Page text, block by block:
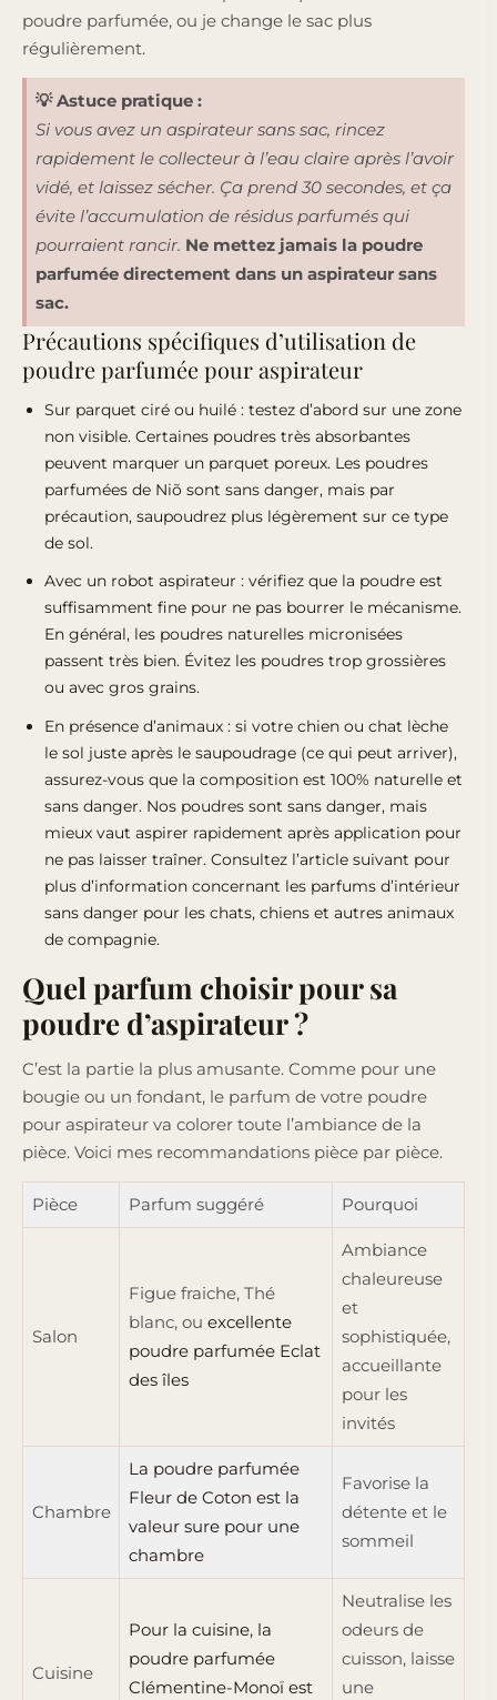
poudre parfumée, ou je change le sac plus
régulièrement.
💡 Astuce pratique :
Si vous avez un aspirateur sans sac, rincez
rapidement le collecteur à l’eau claire après l’avoir
vidé, et laissez sécher. Ça prend 30 secondes, et ça
évite l’accumulation de résidus parfumés qui
pourraient rancir. Ne mettez jamais la poudre
parfumée directement dans un aspirateur sans
sac.
Précautions spécifiques d’utilisation de
poudre parfumée pour aspirateur
Sur parquet ciré ou huilé : testez d’abord sur une zone
non visible. Certaines poudres très absorbantes
peuvent marquer un parquet poreux. Les poudres
parfumées de Niõ sont sans danger, mais par
précaution, saupoudrez plus légèrement sur ce type
de sol.
Avec un robot aspirateur : vérifiez que la poudre est
suffisamment fine pour ne pas bourrer le mécanisme.
En général, les poudres naturelles micronisées
passent très bien. Évitez les poudres trop grossières
ou avec gros grains.
En présence d’animaux : si votre chien ou chat lèche
le sol juste après le saupoudrage (ce qui peut arriver),
assurez-vous que la composition est 100% naturelle et
sans danger. Nos poudres sont sans danger, mais
mieux vaut aspirer rapidement après application pour
ne pas laisser traîner. Consultez l’article suivant pour
plus d’information concernant les parfums d’intérieur
sans danger pour les chats, chiens et autres animaux
de compagnie.
Quel parfum choisir pour sa
poudre d’aspirateur ?
C’est la partie la plus amusante. Comme pour une
bougie ou un fondant, le parfum de votre poudre
pour aspirateur va colorer toute l’ambiance de la
pièce. Voici mes recommandations pièce par pièce.
Pièce Parfum suggéré Pourquoi
Salon
Figue fraiche, Thé
blanc, ou excellente
poudre parfumée Eclat
des îles
Ambiance
chaleureuse
et
sophistiquée,
accueillante
pour les
invités
Chambre
La poudre parfumée
Fleur de Coton est la
valeur sure pour une
chambre
Favorise la
détente et le
sommeil
Cuisine
Pour la cuisine, la
poudre parfumée
Clémentine-Monoï est
Neutralise les
odeurs de
cuisson, laisse
une